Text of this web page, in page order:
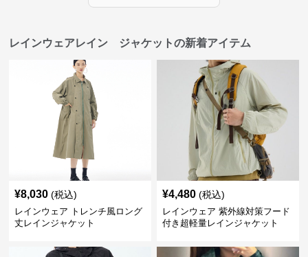
レインウェアレイン ジャケットの新着アイテム
¥8,030 (税込)
レインウェア トレンチ風ロング
丈レインジャケット
¥4,480 (税込)
レインウェア 紫外線対策フード
付き超軽量レインジャケット